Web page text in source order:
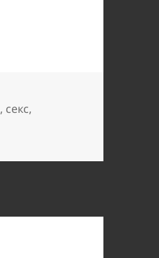
, секс,